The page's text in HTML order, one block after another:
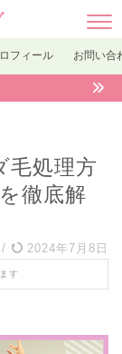
フィール お問い合
毛処理方
徹底解
/ 2024年7月8日
す